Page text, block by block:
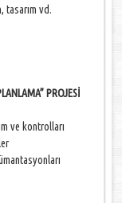
tasarım vd.
PROJESİ
ve kontrolları